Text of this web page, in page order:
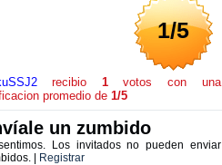
1/5
recibio 1votos con una
promedio de 1/5
un zumbido
Los invitados no pueden enviar
|
Registrar